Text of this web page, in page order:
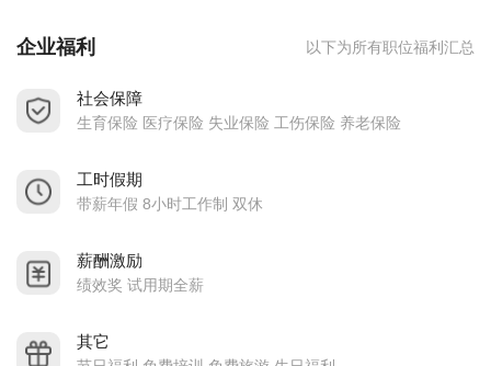
公司拥有一支专业的外贸销售团队，提供高效的客户服务，确
东莞市伊迪蔲医疗科技有限公司以卓越的技术研发、严格的质
扩展其在全球胶囊行业中的影响力。
企业福利 以下为所有职位福利汇总
社会保障
生育保险 医疗保险 失业保险 工伤保险 养老保险
工时假期
带薪年假 8小时工作制 双休
薪酬激励
绩效奖 试用期全薪
其它